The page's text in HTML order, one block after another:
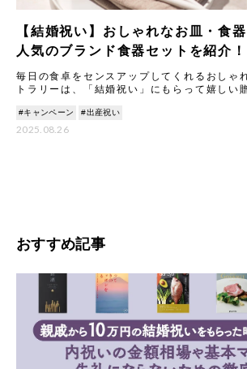
【結婚祝い】おしゃれなお皿・食
人気のブランド食器セットを紹介！
毎日の食卓をセンスアップしてくれるおしゃ
トラリーは、「結婚祝い」にもらって嬉しい
嬉しいテ
#キャンペーン #出産祝い
2025.08.26
おすすめ記事